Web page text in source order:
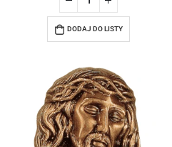
DODAJ DO LISTY